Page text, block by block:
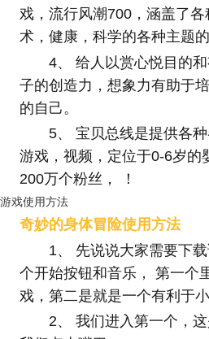
戏，流行风潮700，涵盖了
术，健康，科学的各种主题的
4、 给人以赏心悦目的
子的创造力，想象力有助于
的自己。
5、 宝贝总线是提供各
游戏，视频，定位于0-6岁的
200万个粉丝， ！
游戏使用方法
奇妙的身体冒险使用方法
1、 先说说大家需要下
个开始按钮和音乐， 第一个
戏，第二是就是一个有利于小
2、 我们进入第一个，